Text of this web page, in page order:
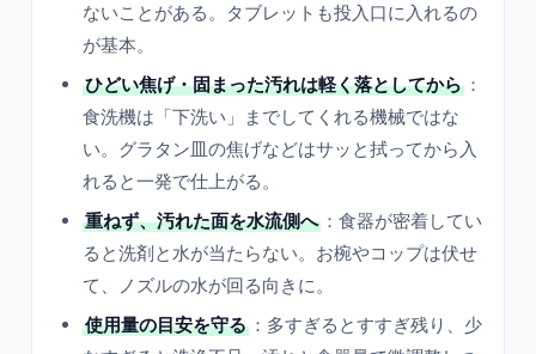
ないことがある。タブレットも投入口に入れるの
が基本。
ひどい焦げ・固まった汚れは軽く落としてから ：
食洗機は「下洗い」までしてくれる機械ではな
い。グラタン皿の焦げなどはサッと拭ってから入
れると一発で仕上がる。
重ねず、汚れた面を水流側へ ：食器が密着してい
ると洗剤と水が当たらない。お椀やコップは伏せ
て、ノズルの水が回る向きに。
使用量の目安を守る ：多すぎるとすすぎ残り、少